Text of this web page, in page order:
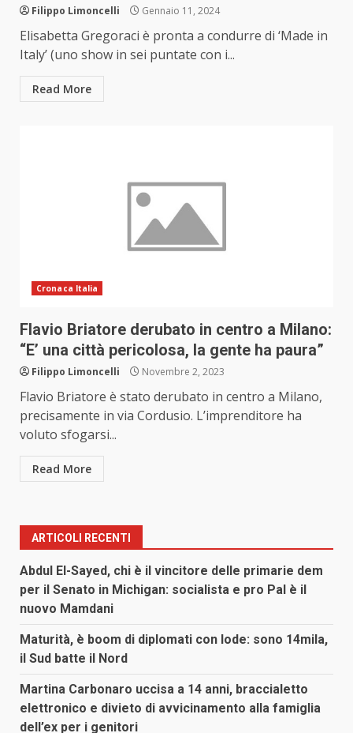
Filippo Limoncelli Gennaio 11, 2024
Elisabetta Gregoraci è pronta a condurre di ‘Made in
Italy’ (uno show in sei puntate con i...
Read More
Cronaca Italia
Flavio Briatore derubato in centro a Milano:
“E’ una città pericolosa, la gente ha paura”
Filippo Limoncelli Novembre 2, 2023
Flavio Briatore è stato derubato in centro a Milano,
precisamente in via Cordusio. L’imprenditore ha
voluto sfogarsi...
Read More
ARTICOLI RECENTI
Abdul El-Sayed, chi è il vincitore delle primarie dem
per il Senato in Michigan: socialista e pro Pal è il
nuovo Mamdani
Maturità, è boom di diplomati con lode: sono 14mila,
il Sud batte il Nord
Martina Carbonaro uccisa a 14 anni, braccialetto
elettronico e divieto di avvicinamento alla famiglia
dell’ex per i genitori